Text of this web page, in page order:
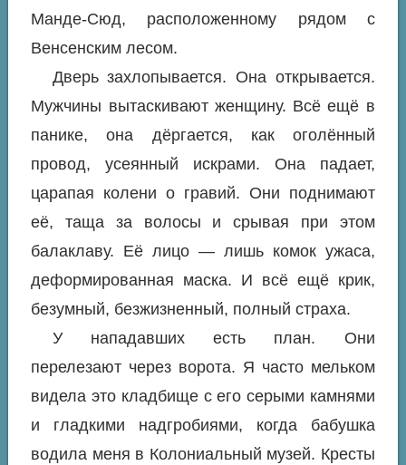
Манде-Сюд, расположенному рядом с
Венсенским лесом.
Дверь захлопывается. Она открывается.
Мужчины вытаскивают женщину. Всё ещё в
панике, она дёргается, как оголённый
провод, усеянный искрами. Она падает,
царапая колени о гравий. Они поднимают
её, таща за волосы и срывая при этом
балаклаву. Её лицо — лишь комок ужаса,
деформированная маска. И всё ещё крик,
безумный, безжизненный, полный страха.
У нападавших есть план. Они
перелезают через ворота. Я часто мельком
видела это кладбище с его серыми камнями
и гладкими надгробиями, когда бабушка
водила меня в Колониальный музей. Кресты